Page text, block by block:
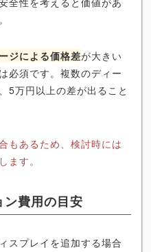
ジによる価格差が大きい
必須です。複数のディー
5万円以上の差が出ること
もあるため、検討時には
ます。
費用の目安
スプレイを追加する場合